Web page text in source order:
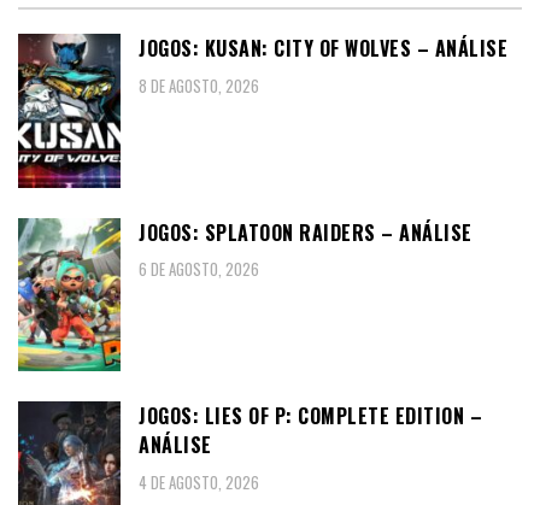
JOGOS: KUSAN: CITY OF WOLVES – ANÁLISE
8 DE AGOSTO, 2026
JOGOS: SPLATOON RAIDERS – ANÁLISE
6 DE AGOSTO, 2026
JOGOS: LIES OF P: COMPLETE EDITION –
ANÁLISE
4 DE AGOSTO, 2026